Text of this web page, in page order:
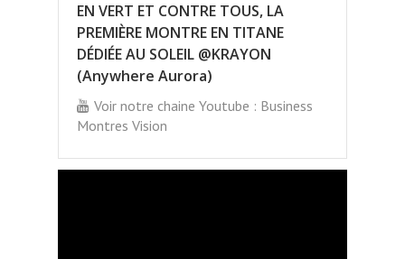
EN VERT ET CONTRE TOUS, LA
PREMIÈRE MONTRE EN TITANE
DÉDIÉE AU SOLEIL @KRAYON
(Anywhere Aurora)
Voir notre chaine Youtube : Business
Montres Vision